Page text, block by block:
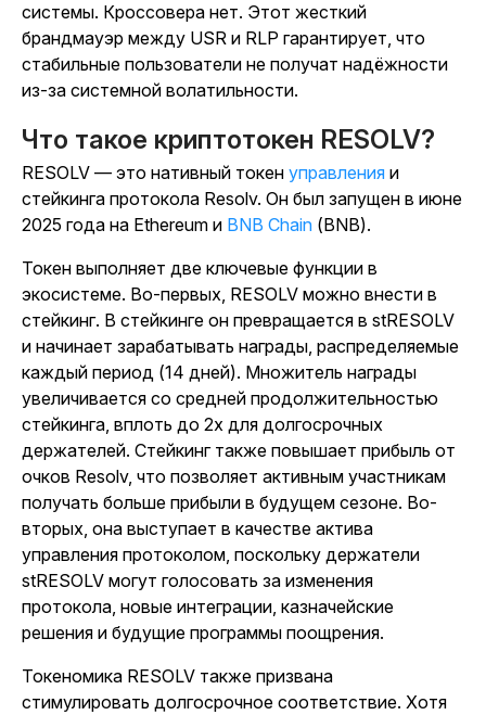
системы. Кроссовера нет. Этот жесткий
брандмауэр между USR и RLP гарантирует, что
стабильные пользователи не получат надёжности
из-за системной волатильности.
Что такое криптотокен RESOLV?
RESOLV — это нативный токен управления и
стейкинга протокола Resolv. Он был запущен в июне
2025 года на Ethereum и BNB Chain (BNB).
Токен выполняет две ключевые функции в
экосистеме. Во-первых, RESOLV можно внести в
стейкинг. В стейкинге он превращается в stRESOLV
и начинает зарабатывать награды, распределяемые
каждый период (14 дней). Множитель награды
увеличивается со средней продолжительностью
стейкинга, вплоть до 2х для долгосрочных
держателей. Стейкинг также повышает прибыль от
очков Resolv, что позволяет активным участникам
получать больше прибыли в будущем сезоне. Во-
вторых, она выступает в качестве актива
управления протоколом, поскольку держатели
stRESOLV могут голосовать за изменения
протокола, новые интеграции, казначейские
решения и будущие программы поощрения.
Токеномика RESOLV также призвана
стимулировать долгосрочное соответствие. Хотя